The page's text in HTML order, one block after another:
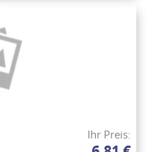
Ihr Preis: